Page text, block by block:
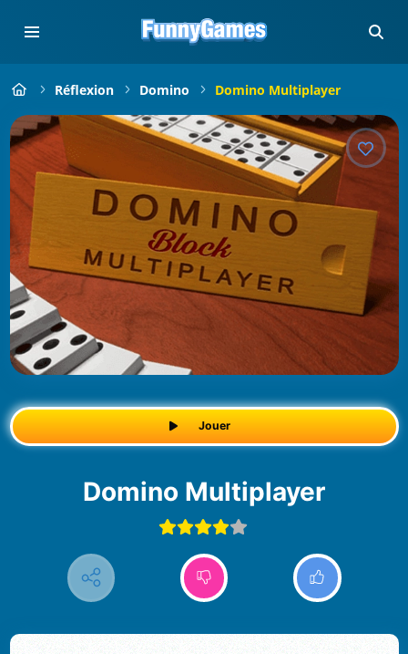
Réflexion Domino Domino Multiplayer
Jouer
Domino Multiplayer